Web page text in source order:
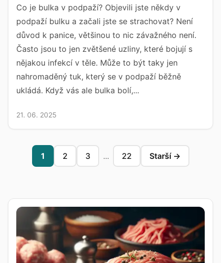
Co je bulka v podpaží? Objevili jste někdy v
podpaží bulku a začali jste se strachovat? Není
důvod k panice, většinou to nic závažného není.
Často jsou to jen zvětšené uzliny, které bojují s
nějakou infekcí v těle. Může to být taky jen
nahromaděný tuk, který se v podpaží běžně
ukládá. Když vás ale bulka bolí,...
21. 06. 2025
1 2 3 ... 22 Starší →